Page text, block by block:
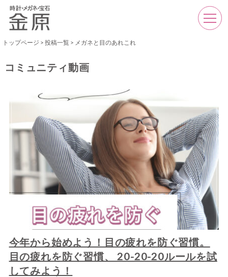
トップページ > 投稿一覧 > メガネと目のあれこれ
コミュニティ動画
今年から始めよう！目の疲れを防ぐ習慣。
目の疲れを防ぐ習慣、 20-20-20ルールを試
してみよう！